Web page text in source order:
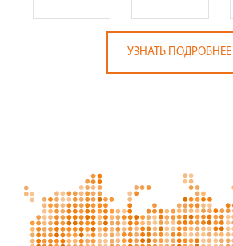
УЗНАТЬ ПОДРОБНЕЕ